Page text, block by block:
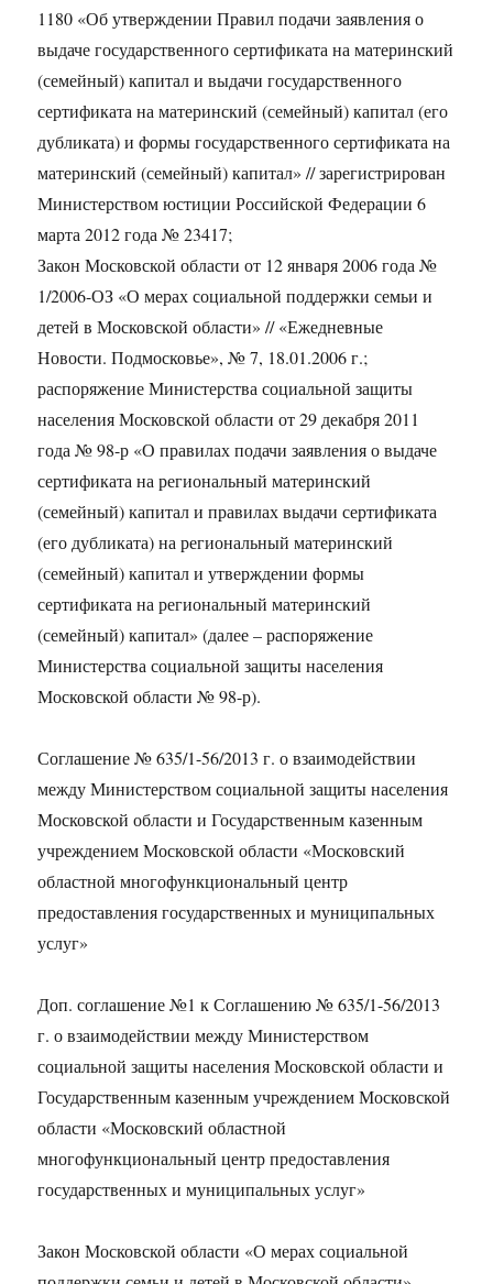
1180 «Об утверждении Правил подачи заявления о
выдаче государственного сертификата на материнский
(семейный) капитал и выдачи государственного
сертификата на материнский (семейный) капитал (его
дубликата) и формы государственного сертификата на
материнский (семейный) капитал» // зарегистрирован
Министерством юстиции Российской Федерации 6
марта 2012 года № 23417;
Закон Московской области от 12 января 2006 года №
1/2006-ОЗ «О мерах социальной поддержки семьи и
детей в Московской области» // «Ежедневные
Новости. Подмосковье», № 7, 18.01.2006 г.;
распоряжение Министерства социальной защиты
населения Московской области от 29 декабря 2011
года № 98-р «О правилах подачи заявления о выдаче
сертификата на региональный материнский
(семейный) капитал и правилах выдачи сертификата
(его дубликата) на региональный материнский
(семейный) капитал и утверждении формы
сертификата на региональный материнский
(семейный) капитал» (далее – распоряжение
Министерства социальной защиты населения
Московской области № 98-р).
Соглашение № 635/1-56/2013 г. о взаимодействии
между Министерством социальной защиты населения
Московской области и Государственным казенным
учреждением Московской области «Московский
областной многофункциональный центр
предоставления государственных и муниципальных
услуг»
Доп. соглашение №1 к Соглашению № 635/1-56/2013
г. о взаимодействии между Министерством
социальной защиты населения Московской области и
Государственным казенным учреждением Московской
области «Московский областной
многофункциональный центр предоставления
государственных и муниципальных услуг»
Закон Московской области «О мерах социальной